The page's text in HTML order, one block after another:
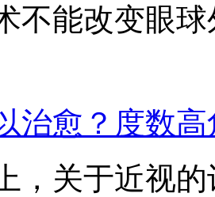
不能改变眼
治愈？度数
，关于近视